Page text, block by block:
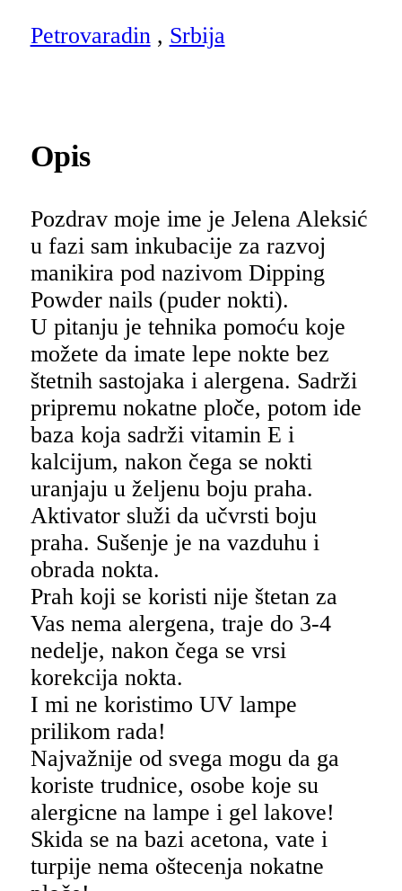
Petrovaradin , Srbija
Opis
Pozdrav moje ime je Jelena Aleksić
u fazi sam inkubacije za razvoj
manikira pod nazivom Dipping
Powder nails (puder nokti).
U pitanju je tehnika pomoću koje
možete da imate lepe nokte bez
štetnih sastojaka i alergena. Sadrži
pripremu nokatne ploče, potom ide
baza koja sadrži vitamin E i
kalcijum, nakon čega se nokti
uranjaju u željenu boju praha.
Aktivator služi da učvrsti boju
praha. Sušenje je na vazduhu i
obrada nokta.
Prah koji se koristi nije štetan za
Vas nema alergena, traje do 3-4
nedelje, nakon čega se vrsi
korekcija nokta.
I mi ne koristimo UV lampe
prilikom rada!
Najvažnije od svega mogu da ga
koriste trudnice, osobe koje su
alergicne na lampe i gel lakove!
Skida se na bazi acetona, vate i
turpije nema oštecenja nokatne